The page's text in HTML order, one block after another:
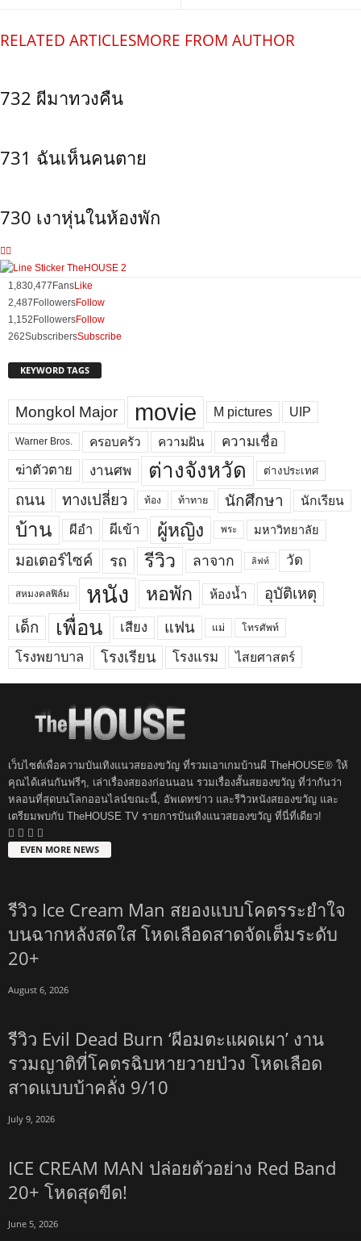
RELATED ARTICLESMORE FROM AUTHOR
732 ผีมาทวงคืน
731 ฉันเห็นคนตาย
730 เงาหุ่นในห้องพัก
1,830,477 FansLike
2,487 FollowersFollow
1,152 FollowersFollow
262SubscribersSubscribe
KEYWORD TAGS
Mongkol Major movie M pictures UIP
Warner Bros. ครอบครัว ความฝัน
ความเชื่อ
ฆ่าตัวตาย
งานศพ ต่างจังหวัด ต่างประเทศ
ถนน ทางเปลี่ยว ท้อง ท้าทาย นักศึกษา นักเรียน
บ้าน ผีอำ ผีเข้า ผู้หญิง พระ มหาวิทยาลัย
มอเตอร์ไซค์ รถ รีวิว ลาจาก ลิฟท์ วัด
สหมงคลฟิล์ม หนัง หอพัก ห้องน้ำ
อุบัติเหตุ
เด็ก
เพื่อน เสียง แฟน แม่ โทรศัพท์
โรงพยาบาล โรงเรียน โรงแรม ไสยศาสตร์
เว็บไซต์เพื่อความบันเทิงแนวสยองขวัญ ที่รวมเอาเกมบ้านผี TheHOUSE® ให้
คุณได้เล่นกันฟรีๆ, เล่าเรื่องสยองก่อนนอน รวมเรื่องสั้นสยองขวัญ ที่ว่ากันว่า
หลอนที่สุดบนโลกออนไลน์ขณะนี้, อัพเดทข่าว และรีวิวหนังสยองขวัญ และ
เตรียมพบกับ TheHOUSE TV รายการบันเทิงแนวสยองขวัญ ที่นี่ที่เดียว!
EVEN MORE NEWS
รีวิว Ice Cream Man สยองแบบโคตรระยำใจ
บนฉากหลังสดใส โหดเลือดสาดจัดเต็มระดับ
20+
August 6, 2026
รีวิว Evil Dead Burn ‘ผีอมตะแผดเผา’ งาน
รวมญาติที่โคตรฉิบหายวายป่วง โหดเลือด
สาดแบบบ้าคลั่ง 9/10
July 9, 2026
ICE CREAM MAN ปล่อยตัวอย่าง Red Band
20+ โหดสุดขีด!
June 5, 2026